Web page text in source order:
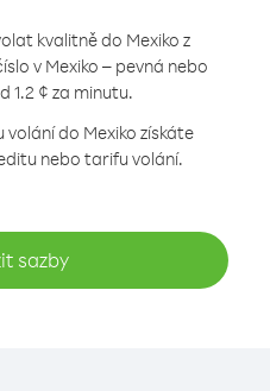
kvalitně do Mexiko z
v Mexiko – pevná nebo
1.2 ¢ za minutu.
volání do Mexiko získáte
nebo tarifu volání.
sazby